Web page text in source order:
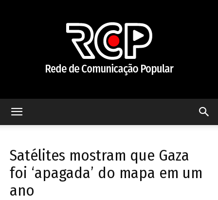
Satélites mostram que Gaza
foi ‘apagada’ do mapa em um
ano